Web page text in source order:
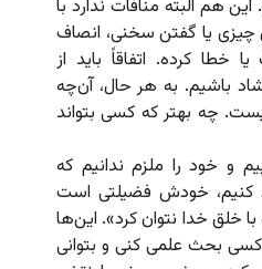
هم البته منافات ندارد با
یا گفتن سخنی، انصاف
خطا کرده. اتفاقاً باید از
باشیم. به هر حال، آن‌چه
چه بهتر که کسی بتواند
و خود را ملزم ندانیم که
کنیم، خودش فضیلتی است
خلق خدا نتوان کرد». این‌ها
کسی بحث علمی کنی و بتوانی